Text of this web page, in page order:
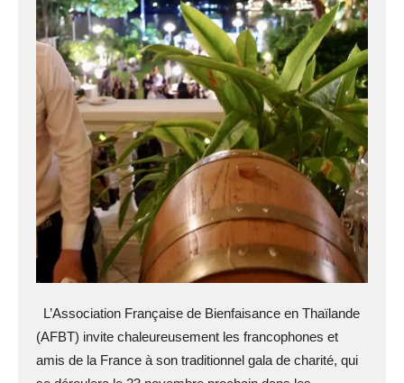
L’Association Française de Bienfaisance en Thaïlande
(AFBT) invite chaleureusement les francophones et
amis de la France à son traditionnel gala de charité, qui